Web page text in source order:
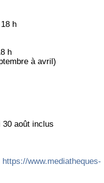
h
h
à avril)
30 août inclus
https://www.mediatheques-